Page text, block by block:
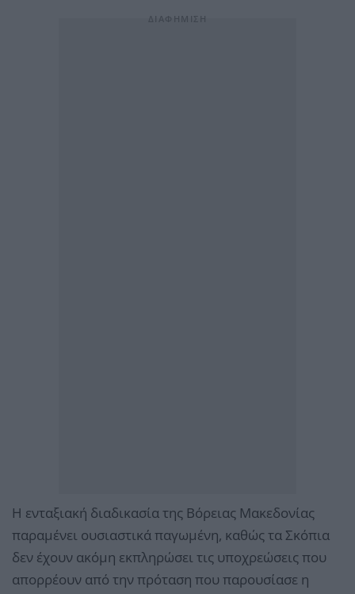
Η ενταξιακή διαδικασία της Βόρειας Μακεδονίας
παραμένει ουσιαστικά παγωμένη, καθώς τα Σκόπια
δεν έχουν ακόμη εκπληρώσει τις υποχρεώσεις που
απορρέουν από την πρόταση που παρουσίασε η